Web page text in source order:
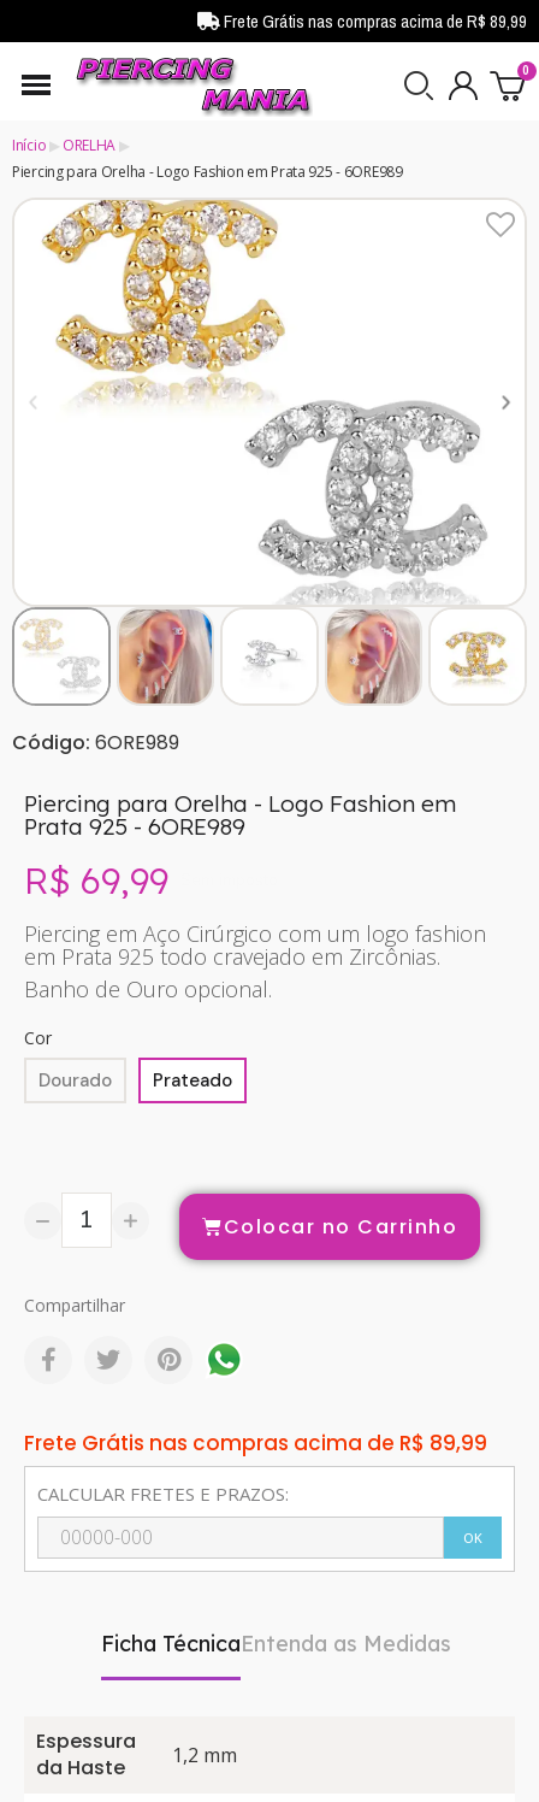
Frete Grátis nas compras acima de R$ 89,99
Início
ORELHA
Piercing para Orelha - Logo Fashion em Prata 925 - 6ORE989
Código: 6ORE989
Piercing para Orelha - Logo Fashion em
Prata 925 - 6ORE989
R$ 69,99
Piercing em Aço Cirúrgico com um logo fashion
em Prata 925 todo cravejado em Zircônias.
Banho de Ouro opcional.
Cor
Dourado Prateado
Colocar no Carrinho
Compartilhar
Frete Grátis nas compras acima de R$ 89,99
CALCULAR FRETES E PRAZOS:
OK
Ficha TécnicaEntenda as Medidas
Espessura
da Haste
1,2 mm